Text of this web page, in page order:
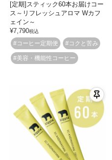
[定期]スティック60本お届けコー
ス～リフレッシュアロマ Wカフ
ェイン～
¥7,790税込
#コーヒー定期便 #コクと苦み
#美容・機能性コーヒー